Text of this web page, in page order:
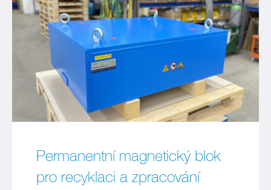
Permanentní magnetický blok
pro recyklaci a zpracování